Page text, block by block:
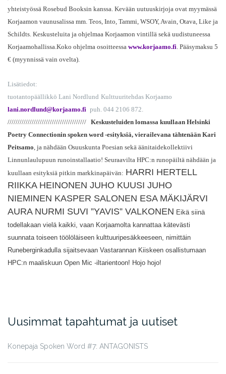
yhteistyössä Rosebud Booksin kanssa. Kevään uutuuskirjoja ovat myymässä
Korjaamon vaunusalissa mm. Teos, Into, Tammi, WSOY, Avain, Otava, Like ja
Schildts. Keskusteluita ja ohjelmaa Korjaamon vintillä sekä uudistuneessa
Korjaamohallissa.Koko ohjelma osoitteessa www.korjaamo.fi . Pääsymaksu 5
€ (myynnissä vain ovelta).
Lisätiedot:
tuotantopäällikkö Lani Nordlund Kulttuuritehdas Korjaamo
lani.nordlund@korjaamo.fi puh. 044 2106 872.
/////////////////////////////////////// Keskusteluiden lomassa kuullaan Helsinki
Poetry Connectionin spoken word -esityksiä, vierailevana tähtenään Kari
Peitsamo , ja nähdään Osuuskunta Poesian sekä äänitaidekollektiivi
Linnunlaulupuun runoinstallaatio! Seuraavilta HPC:n runopäiltä nähdään ja
kuullaan esityksiä pitkin markkinapäivän: HARRI HERTELL
RIIKKA HEINONEN JUHO KUUSI JUHO
NIEMINEN KASPER SALONEN ESA MÄKIJÄRVI
AURA NURMI SUVI ”YAVIS” VALKONEN Eikä siinä
todellakaan vielä kaikki, vaan Korjaamolta kannattaa kätevästi
suunnata toiseen töölöläiseen kulttuuripesäkkeeseen, nimittäin
Runeberginkadulla sijaitsevaan Vastarannan Kiiskeen osallistumaan
HPC:n maaliskuun Open Mic -iltarientoon! Hojo hojo!
Uusimmat tapahtumat ja uutiset
Konepaja Spoken Word #7: ANTAGONISTS